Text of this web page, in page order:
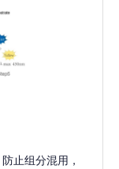
止组分混用，